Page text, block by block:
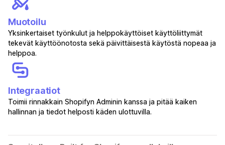
Muotoilu
Yksinkertaiset työnkulut ja helppokäyttöiset käyttöliittymät
tekevät käyttöönotosta sekä päivittäisestä käytöstä nopeaa ja
helppoa.
Integraatiot
Toimii rinnakkain Shopifyn Adminin kanssa ja pitää kaiken
hallinnan ja tiedot helposti käden ulottuvilla.